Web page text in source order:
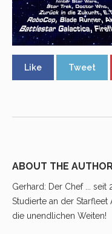
Like Tweet
ABOUT THE
Gerhard: Der Chef ... seit
Studierte an der
die unendlichen Weiten!